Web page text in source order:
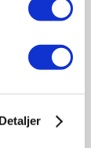
Detaljer